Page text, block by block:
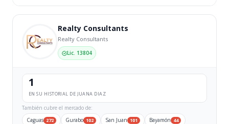
Realty Consultants
Realty Consultants
Lic. 13804
1
EN SU HISTORIAL DE JUANA DIAZ
También cubre el mercado de:
Caguas 272 Gurabo 102 San Juan 101 Bayamón 44